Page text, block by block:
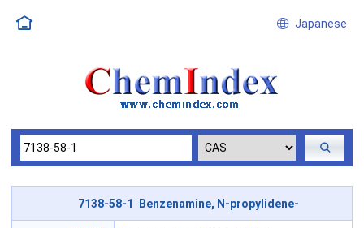
Japanese
7138-58-1 Benzenamine, N-propylidene-